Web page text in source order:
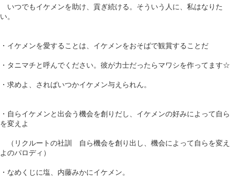
いつでもイケメンを助け、貢ぎ続ける。そういう人に、私はなりた
い。
・イケメンを愛することは、イケメンをおそばで観賞することだ
・タニマチと呼んでください。彼が力士だったらマワシを作ってます☆
・求めよ、さればいつかイケメン与えられん。
・自らイケメンと出会う機会を創りだし、イケメンの好みによって自ら
を変えよ
（リクルートの社訓 自ら機会を創り出し、機会によって自らを変え
よのパロディ）
・なめくじに塩、内藤みかにイケメン。